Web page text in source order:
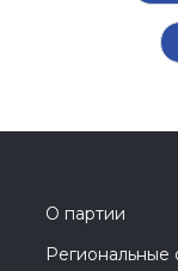
О партии
Региональные